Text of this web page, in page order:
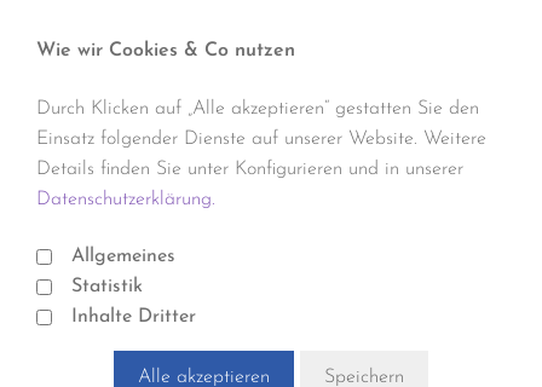
Wie wir Cookies & Co nutzen
Durch Klicken auf „Alle akzeptieren“ gestatten Sie den
Einsatz folgender Dienste auf unserer Website. Weitere
Details finden Sie unter Konfigurieren und in unserer
Datenschutzerklärung.
Allgemeines
Statistik
Inhalte Dritter
Alle akzeptieren Speichern